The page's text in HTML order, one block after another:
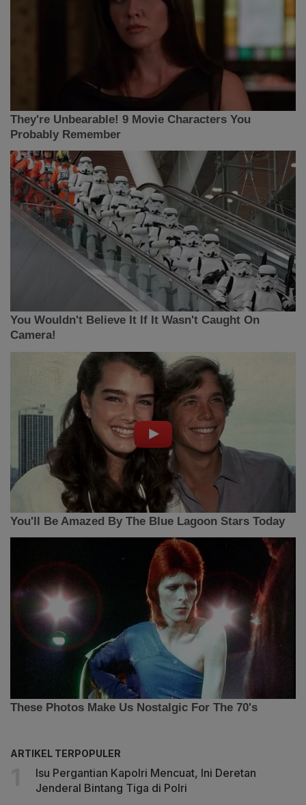
ARTIKEL TERPOPULER
Isu Pergantian Kapolri Mencuat, Ini Deretan
Jenderal Bintang Tiga di Polri